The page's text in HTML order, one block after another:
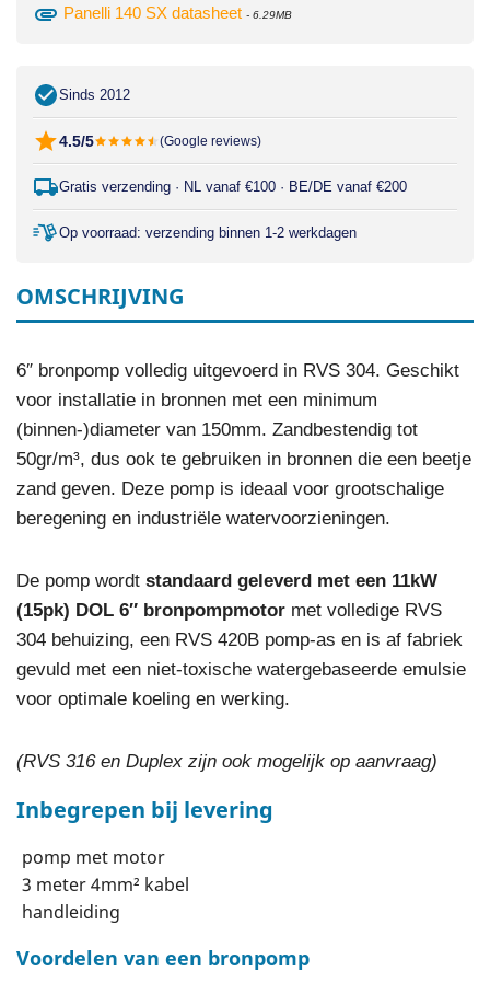
attachment Panelli 140 SX datasheet - 6.29MB
Sinds 2012
4.5/5 (Google reviews)
Gratis verzending · NL vanaf €100 · BE/DE vanaf €200
Op voorraad: verzending binnen 1-2 werkdagen
OMSCHRIJVING
6″ bronpomp volledig uitgevoerd in RVS 304. Geschikt
voor installatie in bronnen met een minimum
(binnen-)diameter van 150mm. Zandbestendig tot
50gr/m³, dus ook te gebruiken in bronnen die een beetje
zand geven. Deze pomp is ideaal voor grootschalige
beregening en industriële watervoorzieningen.
De pomp wordt standaard geleverd met een 11kW
(15pk) DOL 6″ bronpompmotor met volledige RVS
304 behuizing, een RVS 420B pomp-as en is af fabriek
gevuld met een niet-toxische watergebaseerde emulsie
voor optimale koeling en werking.
(RVS 316 en Duplex zijn ook mogelijk op aanvraag)
Inbegrepen bij levering
pomp met motor
3 meter 4mm² kabel
handleiding
Voordelen van een bronpomp